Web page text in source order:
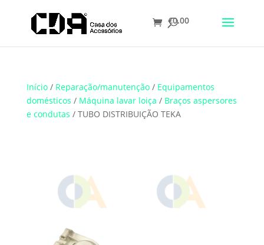
Translate
€0.00
Início/ Reparação/manutenção/ Equipamentos
domésticos / Máquina lavar loiça / Braços aspersores
e condutas / TUBO DISTRIBUIÇÃO TEKA